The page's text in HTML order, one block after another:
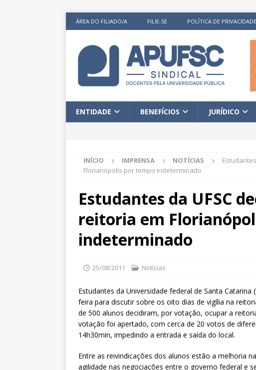
ÁREA DO FILIADO/A FILIE-SE POLÍTICA DE PRIVACIDADE
ENTIDADE BENEFÍCIOS JURÍDICO
INÍCIO IMPRENSA NOTÍCIAS
Florianópolis por tempo indeterminado
Estudantes da UFSC
reitoria em
indeterminado
25/08/2011 Notícias
Estudantes da Universidade federal de Santa
feira para discutir sobre os oito dias de vigília na
de 500 alunos decidiram, por votação, ocupar a
votação foi apertado, com cerca de 20 votos de
14h30min, impedindo a entrada e saída do local.
Entre as reivindicações dos alunos estão a melhoria
agilidade nas negociações entre o governo federal e